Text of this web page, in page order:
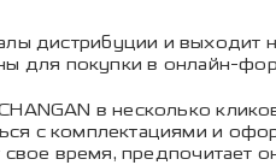
дистрибуции и
для покупки в онлайн-
в несколько
с комплектациями и
время, предпочитает